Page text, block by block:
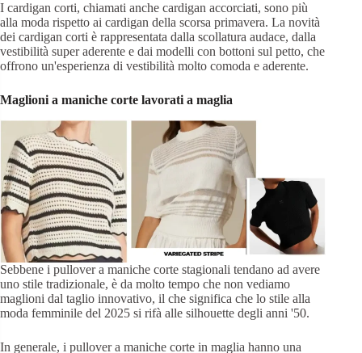
I cardigan corti, chiamati anche cardigan accorciati, sono più
alla moda rispetto ai cardigan della scorsa primavera. La novità
dei cardigan corti è rappresentata dalla scollatura audace, dalla
vestibilità super aderente e dai modelli con bottoni sul petto, che
offrono un'esperienza di vestibilità molto comoda e aderente.
Maglioni a maniche corte lavorati a maglia
Sebbene i pullover a maniche corte stagionali tendano ad avere
uno stile tradizionale, è da molto tempo che non vediamo
maglioni dal taglio innovativo, il che significa che lo stile alla
moda femminile del 2025 si rifà alle silhouette degli anni '50.
In generale, i pullover a maniche corte in maglia hanno una